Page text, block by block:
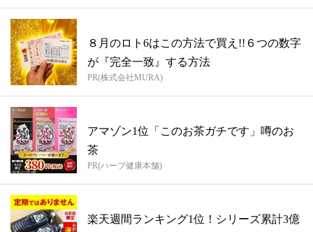
８月のロト6はこの方法で買え!!６つの数字
が『完全一致』する方法
PR(株式会社MURA)
アマゾン1位「このお茶ガチです」噂のお
茶
PR(ハーブ健康本舗)
楽天週間ランキング1位！シリーズ累計3億